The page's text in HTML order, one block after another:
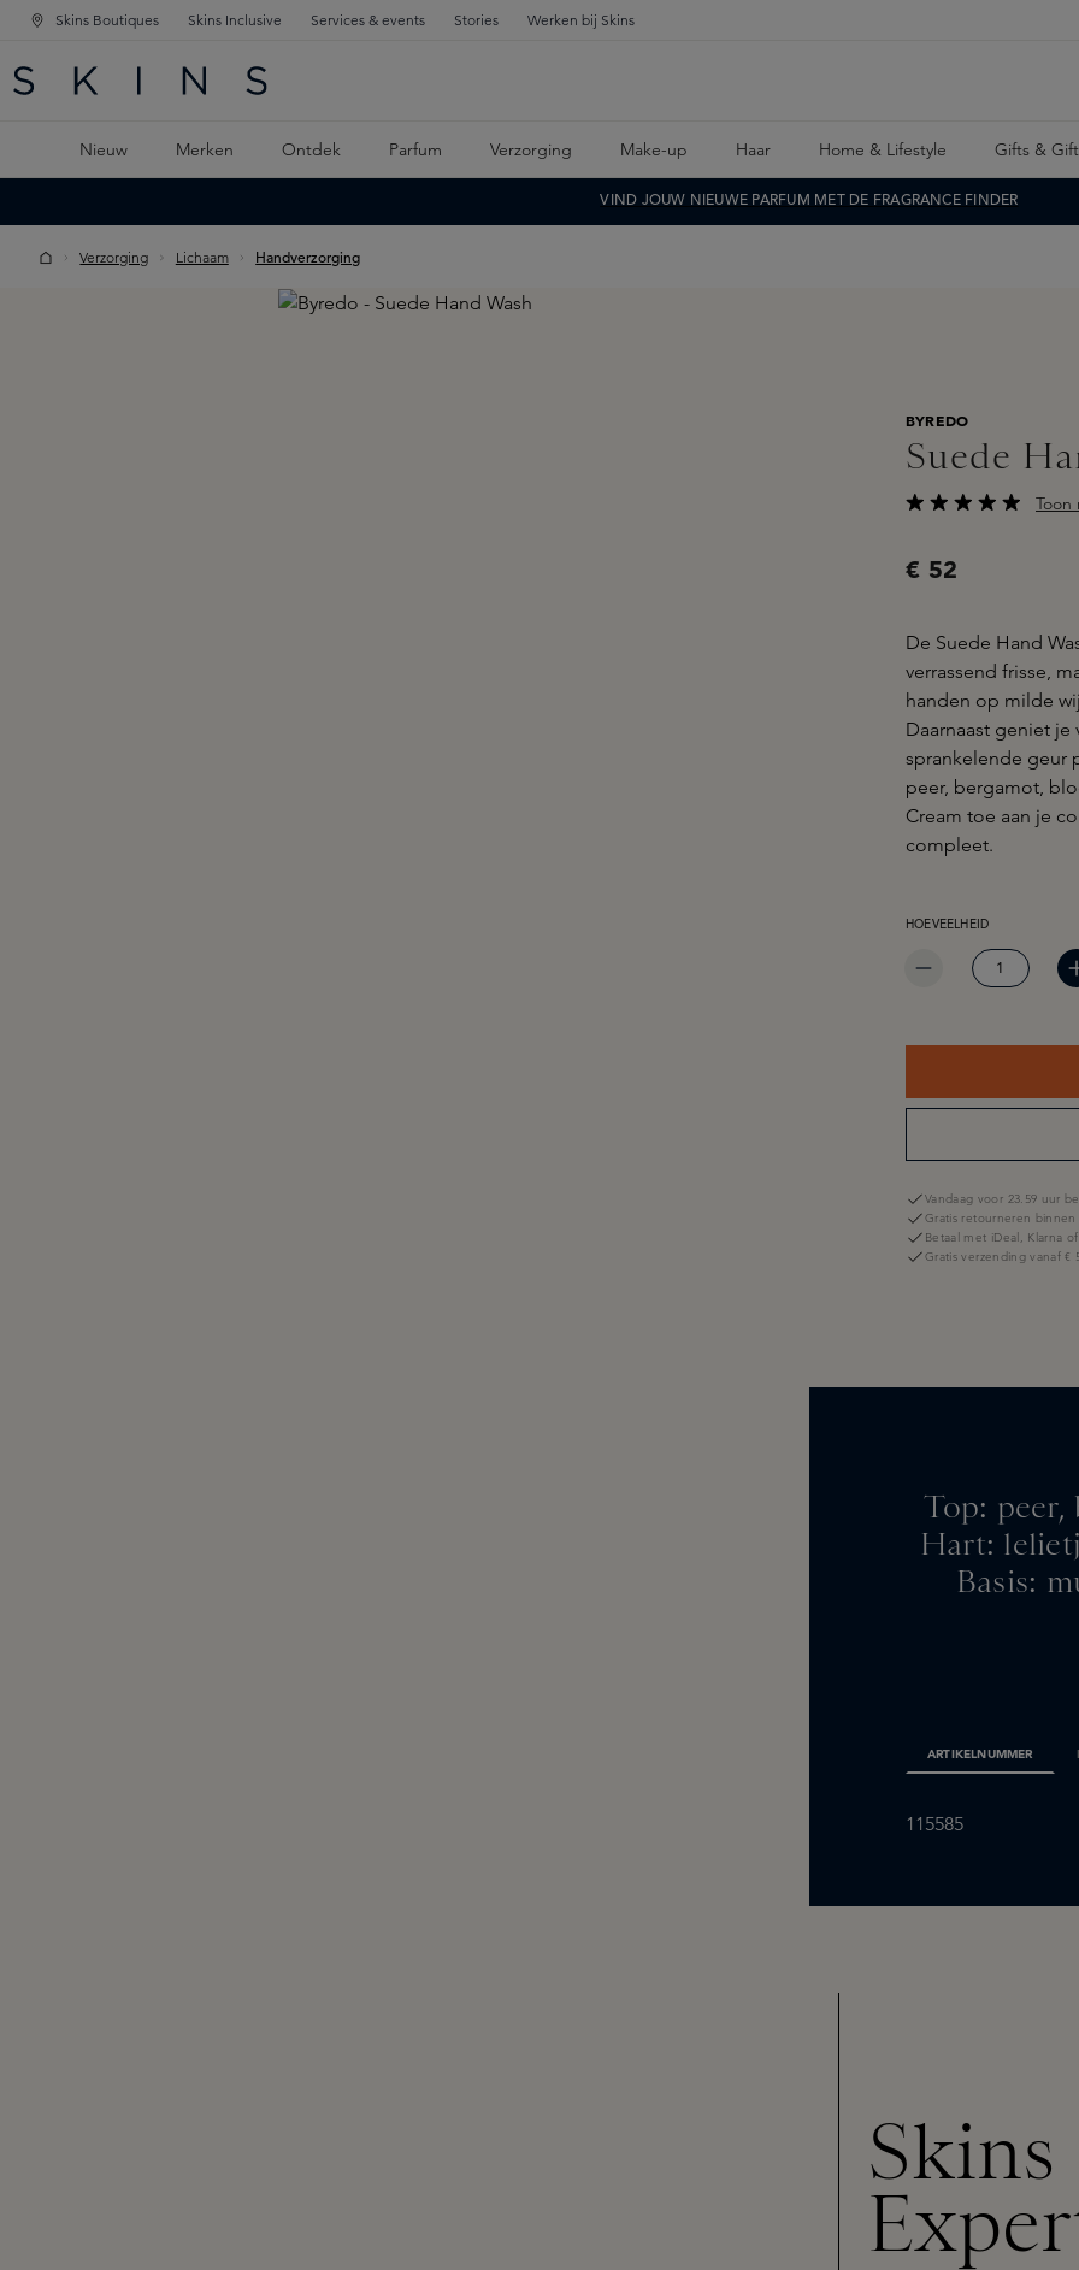
NAVIGATIE
DE HOOFDINHOUD
Skins Boutiques Skins Inclusive Services & events Stories Werken bij Skins
Nieuw Merken Ontdek Parfum Verzorging Make-up Haar Home & Lifestyle Gifts &
VIND JOUW NIEUWE PARFUM MET DE FRAGRANCE FINDER
Verzorging Lichaam Handverzorging
BYREDO
Suede
Toon
€ 52
De Suede Hand
verrassend frisse,
handen op milde
Daarnaast geniet je
sprankelende geur
peer, bergamot,
Cream toe aan je
compleet.
HOEVEELHEID
Vandaag voor 23.59 uur
Gratis retourneren binnen
Betaal met iDeal, Klarna
Gratis verzending vanaf €
Top: peer,
Hart:
Basis:
ARTIKELNUMMER
115585
Skins